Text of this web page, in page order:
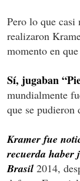
Pero lo que casi
realizaron
momento en
Sí, jugaban
mundialmente
que se pudieron
Kramer fue
recuerda haber
Brasil 2014,